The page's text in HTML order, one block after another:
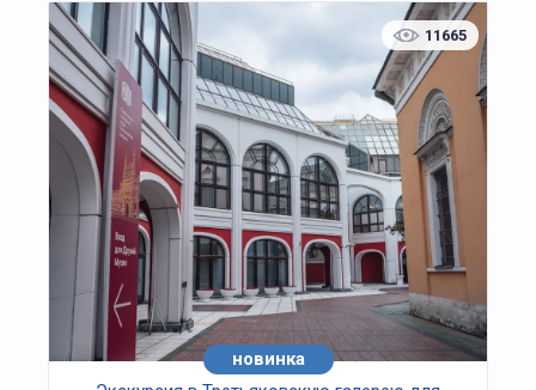
11665
новинка